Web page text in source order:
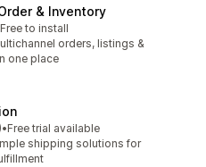
& Inventory
üzerinden
Free to install
orders, listings &
one place
üzerinden
değerlendirme
•Free trial available
shipping solutions for